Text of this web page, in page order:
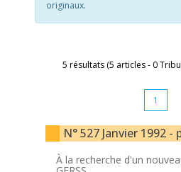
originaux.
5 résultats (5 articles - 0
1
N° 527 Janvier 1992 -
À la recherche d'un